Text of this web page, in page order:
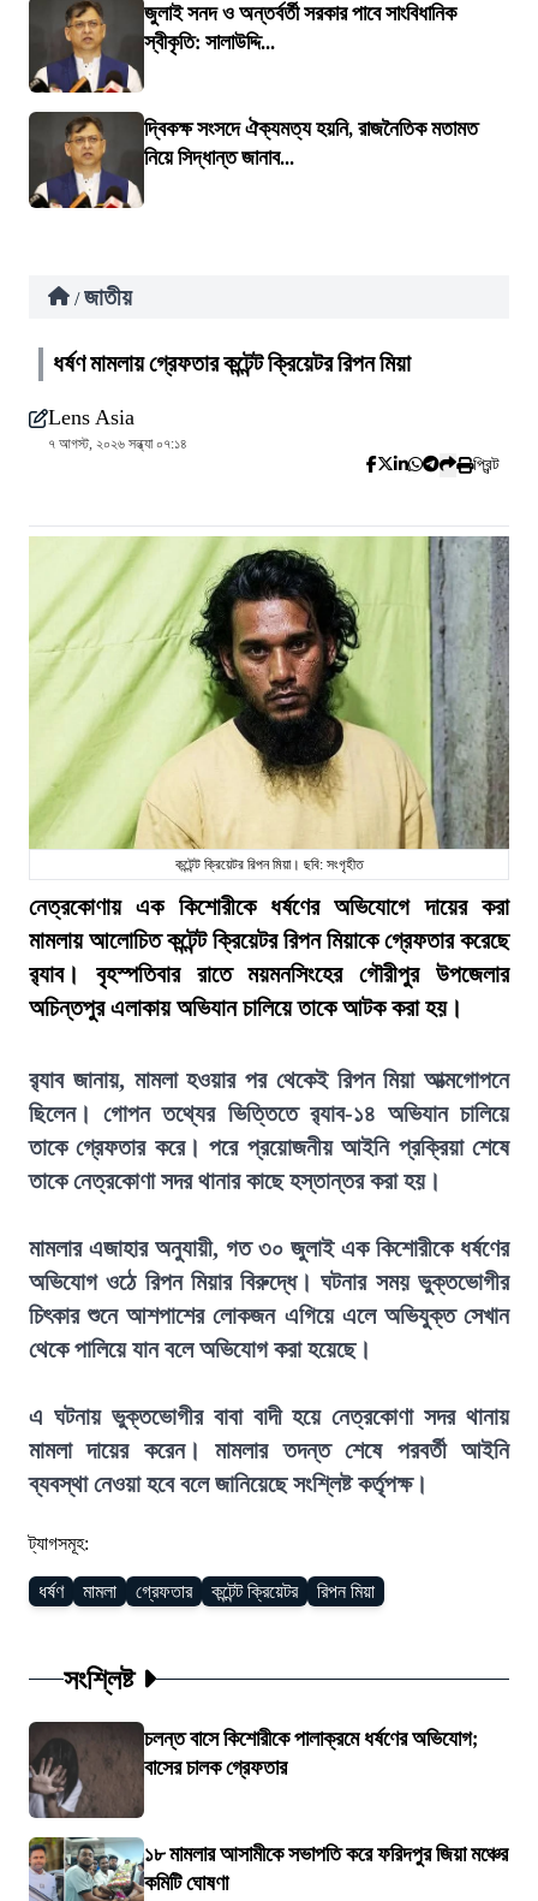
জুলাই সনদ ও অন্তর্বর্তী সরকার পাবে সাংবিধানিক
স্বীকৃতি: সালাউদ্দি...
দ্বিকক্ষ সংসদে ঐক্যমত্য হয়নি, রাজনৈতিক মতামত
নিয়ে সিদ্ধান্ত জানাব...
/ জাতীয়
ধর্ষণ মামলায় গ্রেফতার কন্টেন্ট ক্রিয়েটর রিপন মিয়া
Lens Asia
৭ আগস্ট, ২০২৬ সন্ধ্যা ০৭:১৪
প্রিন্ট
কন্টেন্ট ক্রিয়েটর রিপন মিয়া। ছবি: সংগৃহীত
নেত্রকোণায় এক কিশোরীকে ধর্ষণের অভিযোগে দায়ের করা
মামলায় আলোচিত কন্টেন্ট ক্রিয়েটর রিপন মিয়াকে গ্রেফতার করেছে
র‍্যাব। বৃহস্পতিবার রাতে ময়মনসিংহের গৌরীপুর উপজেলার
অচিন্তপুর এলাকায় অভিযান চালিয়ে তাকে আটক করা হয়।
র‍্যাব জানায়, মামলা হওয়ার পর থেকেই রিপন মিয়া আত্মগোপনে
ছিলেন। গোপন তথ্যের ভিত্তিতে র‍্যাব-১৪ অভিযান চালিয়ে
তাকে গ্রেফতার করে। পরে প্রয়োজনীয় আইনি প্রক্রিয়া শেষে
তাকে নেত্রকোণা সদর থানার কাছে হস্তান্তর করা হয়।
মামলার এজাহার অনুযায়ী, গত ৩০ জুলাই এক কিশোরীকে ধর্ষণের
অভিযোগ ওঠে রিপন মিয়ার বিরুদ্ধে। ঘটনার সময় ভুক্তভোগীর
চিৎকার শুনে আশপাশের লোকজন এগিয়ে এলে অভিযুক্ত সেখান
থেকে পালিয়ে যান বলে অভিযোগ করা হয়েছে।
এ ঘটনায় ভুক্তভোগীর বাবা বাদী হয়ে নেত্রকোণা সদর থানায়
মামলা দায়ের করেন। মামলার তদন্ত শেষে পরবর্তী আইনি
ব্যবস্থা নেওয়া হবে বলে জানিয়েছে সংশ্লিষ্ট কর্তৃপক্ষ।
ট্যাগসমূহ:
ধর্ষণ মামলা গ্রেফতার কন্টেন্ট ক্রিয়েটর রিপন মিয়া
সংশ্লিষ্ট
চলন্ত বাসে কিশোরীকে পালাক্রমে ধর্ষণের অভিযোগ;
বাসের চালক গ্রেফতার
১৮ মামলার আসামীকে সভাপতি করে ফরিদপুর জিয়া মঞ্চের
কমিটি ঘোষণা